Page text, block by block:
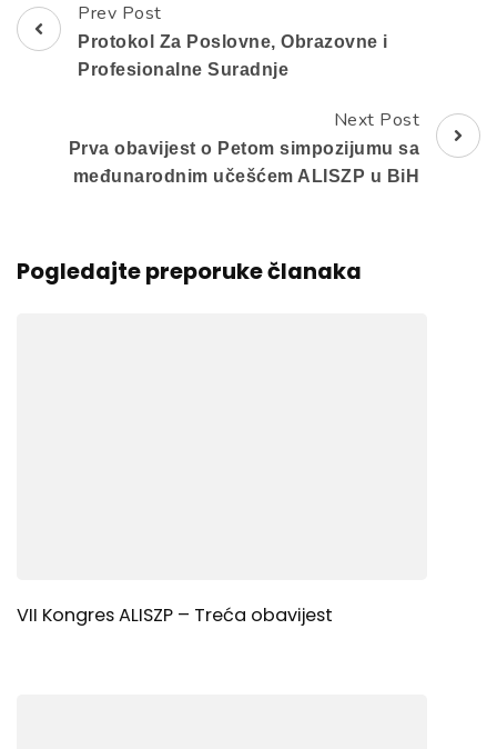
Post
Navigation
Prev Post
Protokol Za Poslovne, Obrazovne i
Profesionalne Suradnje
Next Post
Prva obavijest o Petom simpozijumu sa
međunarodnim učešćem ALISZP u BiH
Pogledajte preporuke članaka
VII Kongres ALISZP – Treća obavijest